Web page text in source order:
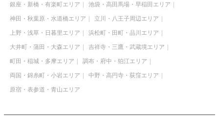
銀座・新橋・有楽町エリア 池袋・高田馬場・早稲田エリア
神田・秋葉原・水道橋エリア 立川・八王子周辺エリア
上野・浅草・日暮里エリア 浜松町・田町・品川エリア
大井町・蒲田・大森エリア 吉祥寺・三鷹・武蔵境エリア
町田・稲城・多摩エリア 調布・府中・狛江エリア
両国・錦糸町・小岩エリア 中野・高円寺・荻窪エリア
原宿・表参道・青山エリア